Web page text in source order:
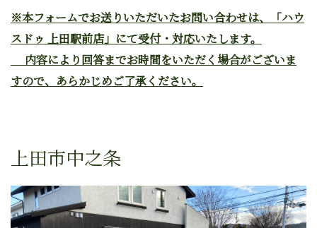
※本フォームでお送りいただいたお問い合わせは、「ハウ
スドゥ 上田駅前店」にて受付・対応いたします。
内容により回答までお時間をいただく場合がございま
すので、あらかじめご了承ください。
上田市中之条